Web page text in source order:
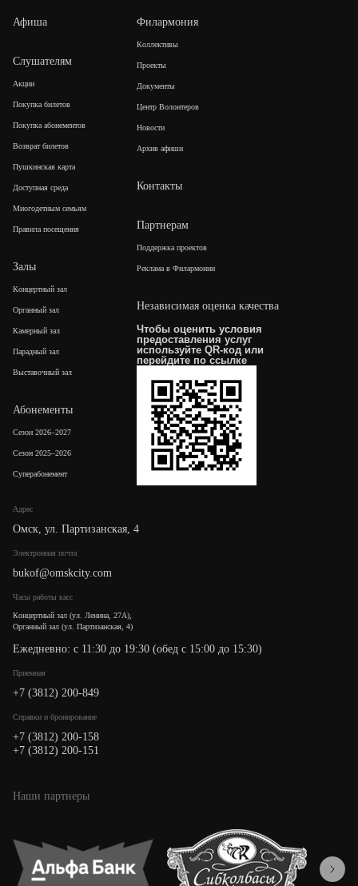
Адрес
Омск, ул. Партизанская, 4
Электронная почта
bukof@omskcity.com
Часы работы касс
Концертный зал (ул. Ленина, 27А),
Органный зал (ул. Партизанская, 4)
Ежедневно: с 11:30 до 19:30 (обед с 15:00 до 15:30)
Приемная
+7 (3812) 200-849
Cправки и бронирование
+7 (3812) 200-158
+7 (3812) 200-151
Афиша
Слушателям
Акции
Покупка билетов
Покупка абонементов
Возврат билетов
Пушкинская карта
Доступная среда
Многодетным семьям
Правила посещения
Залы
Концертный зал
Органный зал
Камерный зал
Парадный зал
Выставочный зал
Абонементы
Сезон 2026–2027
Сезон 2025–2026
Суперабонемент
Филармония
Коллективы
Проекты
Документы
Центр Волонтеров
Новости
Архив афиши
Контакты
Партнерам
Поддержка проектов
Реклама в Филармонии
Независимая оценка качества
Чтобы оценить условия
предоставления услуг
используйте QR-код или
перейдите поссылке
Наши партнеры